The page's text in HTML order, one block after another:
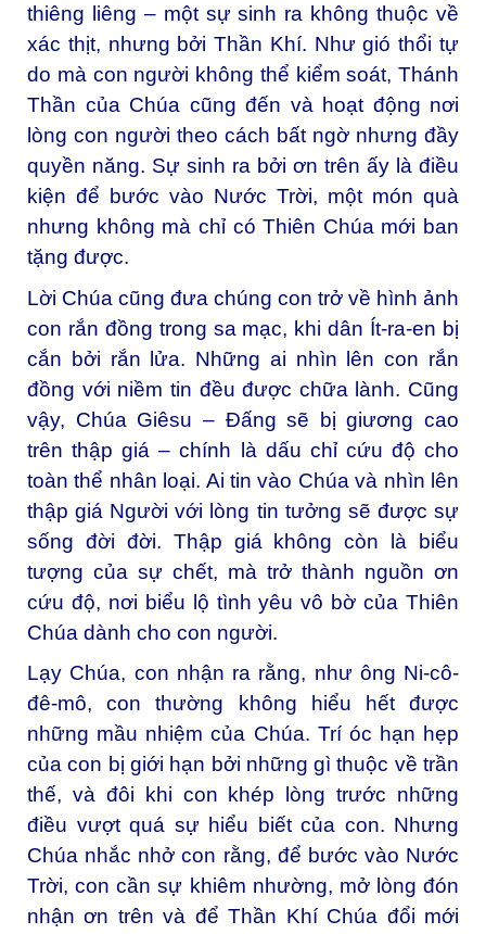
thiêng liêng – một sự sinh ra không thuộc về
xác thịt, nhưng bởi Thần Khí. Như gió thổi tự
do mà con người không thể kiểm soát, Thánh
Thần của Chúa cũng đến và hoạt động nơi
lòng con người theo cách bất ngờ nhưng đầy
quyền năng. Sự sinh ra bởi ơn trên ấy là điều
kiện để bước vào Nước Trời, một món quà
nhưng không mà chỉ có Thiên Chúa mới ban
tặng được.
Lời Chúa cũng đưa chúng con trở về hình ảnh
con rắn đồng trong sa mạc, khi dân Ít-ra-en bị
cắn bởi rắn lửa. Những ai nhìn lên con rắn
đồng với niềm tin đều được chữa lành. Cũng
vậy, Chúa Giêsu – Đấng sẽ bị giương cao
trên thập giá – chính là dấu chỉ cứu độ cho
toàn thể nhân loại. Ai tin vào Chúa và nhìn lên
thập giá Người với lòng tin tưởng sẽ được sự
sống đời đời. Thập giá không còn là biểu
tượng của sự chết, mà trở thành nguồn ơn
cứu độ, nơi biểu lộ tình yêu vô bờ của Thiên
Chúa dành cho con người.
Lạy Chúa, con nhận ra rằng, như ông Ni-cô-
đê-mô, con thường không hiểu hết được
những mầu nhiệm của Chúa. Trí óc hạn hẹp
của con bị giới hạn bởi những gì thuộc về trần
thế, và đôi khi con khép lòng trước những
điều vượt quá sự hiểu biết của con. Nhưng
Chúa nhắc nhở con rằng, để bước vào Nước
Trời, con cần sự khiêm nhường, mở lòng đón
nhận ơn trên và để Thần Khí Chúa đổi mới